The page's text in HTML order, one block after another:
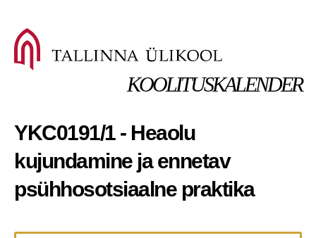
KOOLITUSKALENDER
YKC0191/1 - Heaolu
kujundamine ja ennetav
psühhosotsiaalne praktika